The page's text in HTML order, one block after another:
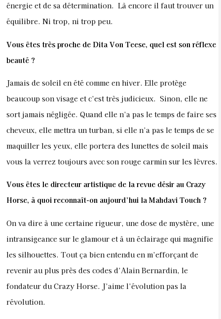
énergie et de sa détermination. Là encore il faut trouver un
équilibre. Ni trop, ni trop peu.
Vous êtes très proche de Dita Von Teese, quel est son réflexe
beauté ?
Jamais de soleil en été comme en hiver. Elle protège
beaucoup son visage et c’est très judicieux. Sinon, elle ne
sort jamais négligée. Quand elle n’a pas le temps de faire ses
cheveux, elle mettra un turban, si elle n’a pas le temps de se
maquiller les yeux, elle portera des lunettes de soleil mais
vous la verrez toujours avec son rouge carmin sur les lèvres.
Vous êtes le directeur artistique de la revue désir au Crazy
Horse, à quoi reconnaît-on aujourd’hui la Mahdavi Touch ?
On va dire à une certaine rigueur, une dose de mystère, une
intransigeance sur le glamour et à un éclairage qui magnifie
les silhouettes. Tout ça bien entendu en m’efforçant de
revenir au plus près des codes d’Alain Bernardin, le
fondateur du Crazy Horse. J’aime l’évolution pas la
révolution.